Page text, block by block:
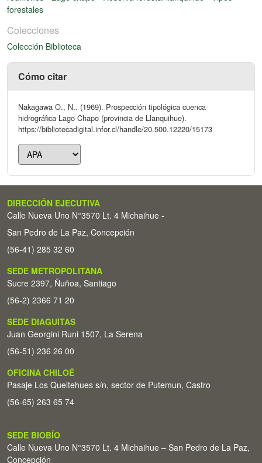
forestales
Colecciones
Colección Biblioteca
Cómo citar
Nakagawa O., N.. (1969). Prospección tipológica cuenca
hidrográfica Lago Chapo (provincia de Llanquihue).
https://bibliotecadigital.infor.cl/handle/20.500.12220/15173
DIRECCIÓN EJECUTIVA
Calle Nueva Uno N°3570 Lt. 4 Michaihue -
San Pedro de La Paz, Concepción
(56-41) 285 32 60
SEDE METROPOLITANA
Sucre 2397, Ñuñoa, Santiago
(56-2) 2366 71 20
SEDE DIAGUITAS
Juan Georgini Runi 1507, La Serena
(56-51) 236 26 00
OFICINA CHILOÉ
Pasaje Los Queltehues s/n, sector de Putemun, Castro
(56-65) 263 65 74
SEDE BIOBÍO
Calle Nueva Uno N°3570 Lt. 4 Michaihue – San Pedro de La Paz,
Concepción